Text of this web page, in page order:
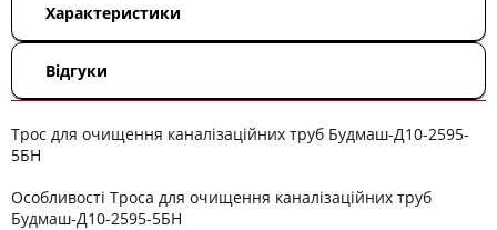
Характеристики
Відгуки
Трос для очищення каналізаційних труб Будмаш-Д10-2595-
5БН
Особливості Троса для очищення каналізаційних труб
Будмаш-Д10-2595-5БН